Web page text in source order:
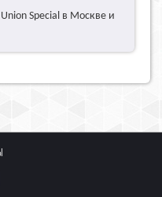
Special в Москве и